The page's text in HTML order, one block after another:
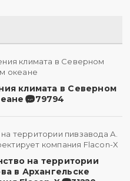
климата в Северном
79794
на территории
в Архангельске